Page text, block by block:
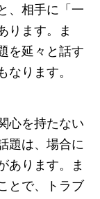
、相手に「一
ります。ま
を延々と話す
なります。
心を持たない
題は、場合に
あります。ま
とで、トラブ